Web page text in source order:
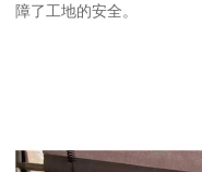
障了工地的安全。